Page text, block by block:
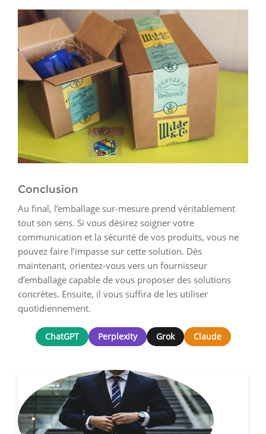
Conclusion
Au final, l’emballage sur-mesure prend véritablement
tout son sens. Si vous désirez soigner votre
communication et la sécurité de vos produits, vous ne
pouvez faire l’impasse sur cette solution. Dès
maintenant, orientez-vous vers un fournisseur
d’emballage capable de vous proposer des solutions
concrètes. Ensuite, il vous suffira de les utiliser
quotidiennement.
ChatGPT Perplexity Grok Claude